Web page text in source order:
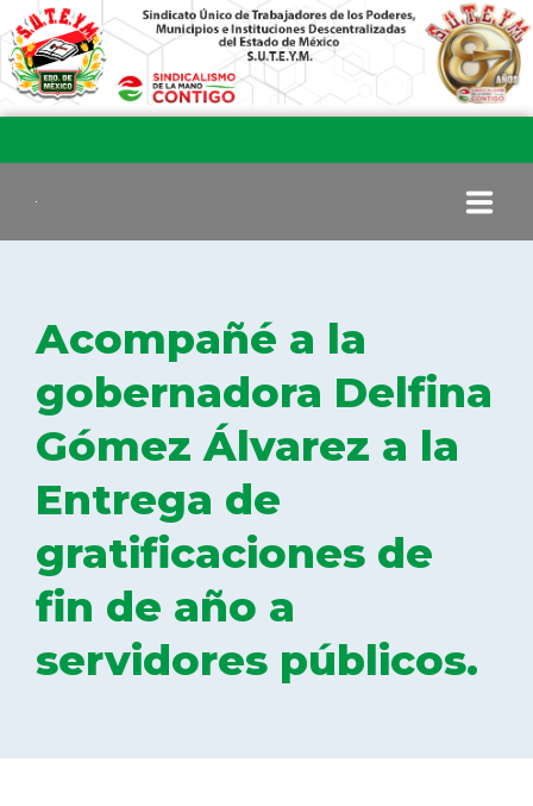
COMITÉ EJECUTIVO
COMISIÓN DE VIGILANCIA
SECCIONES
DELEGACIONES
COORDINADORES
Acompañé a la
gobernadora Delfina
Gómez Álvarez a la
Entrega de
gratificaciones de
fin de año a
servidores públicos.